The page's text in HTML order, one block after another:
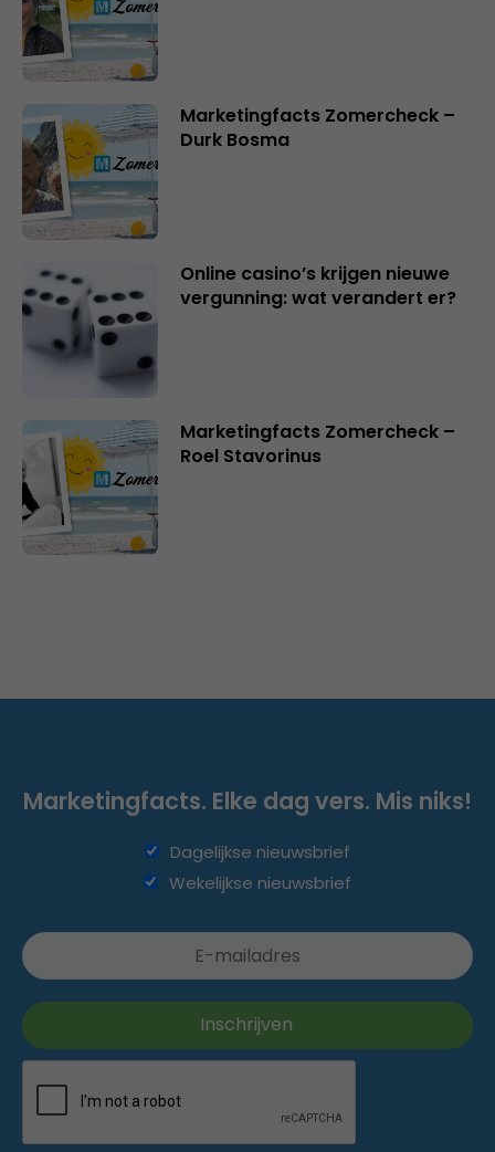
Marketingfacts Zomercheck –
Durk Bosma
Online casino’s krijgen nieuwe
vergunning: wat verandert er?
Marketingfacts Zomercheck –
Roel Stavorinus
Marketingfacts. Elke dag vers. Mis niks!
Dagelijkse nieuwsbrief
Wekelijkse nieuwsbrief